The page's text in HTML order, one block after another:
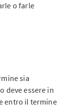
o farle
sia
deve essere in
entro il termine